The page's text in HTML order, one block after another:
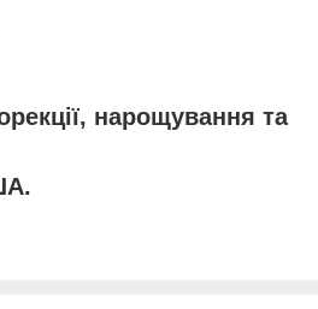
нарощування та